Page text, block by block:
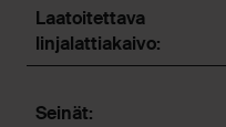
Laatoitettava
linjalattiakaivo:
Seinät: